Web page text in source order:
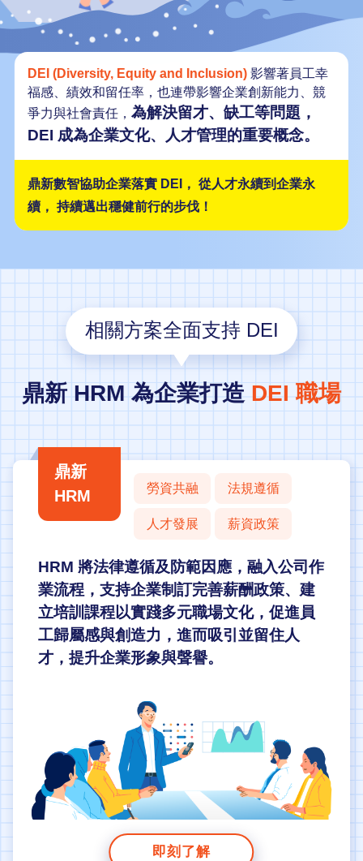
DEI (Diversity, Equity and Inclusion)影響著員工幸
福感、績效和留任率，也連帶影響企業創新能力、競
爭力與社會責任， 為解決留才、缺工等問題，
DEI 成為企業文化、人才管理的重要概念。
鼎新數智協助企業落實 DEI， 從人才永續到企業永
續， 持續邁出穩健前行的步伐！
相關方案全面支持 DEI
鼎新 HRM 為企業打造 DEI 職場
鼎新
HRM
勞資共融 法規遵循
人才發展 薪資政策
HRM 將法律遵循及防範因應，融入公司作
業流程，支持企業制訂完善薪酬政策、建
立培訓課程以實踐多元職場文化，促進員
工歸屬感與創造力，進而吸引並留住人
才，提升企業形象與聲譽。
即刻了解